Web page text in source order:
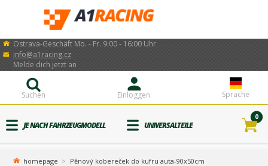
Ostrava-Geschäft Mo. - Fr. 9:00 - 16:00 Uhr
info@a1racing.cz
Sprache
Einloggen
Melde dich jetzt an
Suchen
JE NACH FAHRZEUGMODELL UNIVERSALTEILE
0
homepage Pěnový kobereček do kufru auta-90x50cm